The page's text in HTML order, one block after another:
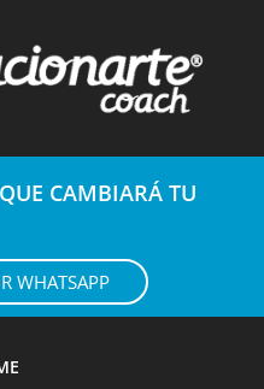
CAMBIARÁ TU
WHATSAPP